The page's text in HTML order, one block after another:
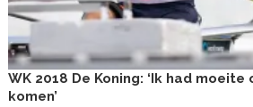
WK 2018 De Koning: ‘Ik had
komen’